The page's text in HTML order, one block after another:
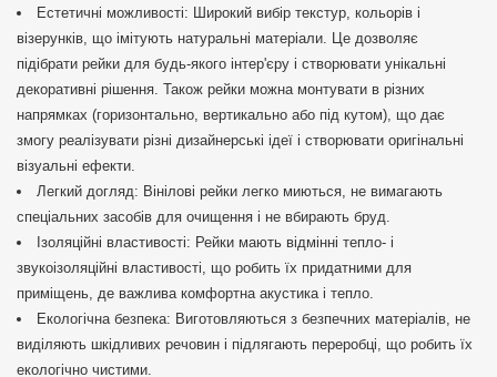
Естетичні можливості: Широкий вибір текстур, кольорів і
візерунків, що імітують натуральні матеріали. Це дозволяє
підібрати рейки для будь-якого інтер'єру і створювати унікальні
декоративні рішення. Також рейки можна монтувати в різних
напрямках (горизонтально, вертикально або під кутом), що дає
змогу реалізувати різні дизайнерські ідеї і створювати оригінальні
візуальні ефекти.
Легкий догляд: Вінілові рейки легко миються, не вимагають
спеціальних засобів для очищення і не вбирають бруд.
Ізоляційні властивості: Рейки мають відмінні тепло- і
звукоізоляційні властивості, що робить їх придатними для
приміщень, де важлива комфортна акустика і тепло.
Екологічна безпека: Виготовляються з безпечних матеріалів, не
виділяють шкідливих речовин і підлягають переробці, що робить їх
екологічно чистими.